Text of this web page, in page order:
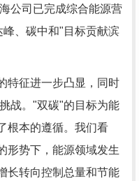
公司已完成综合能源营
、碳中和"目标贡献滨
特征进一步凸显，同时
战。"双碳"的目标为能
根本的遵循。我们看
形势下，能源领域发生
长转向控制总量和节能